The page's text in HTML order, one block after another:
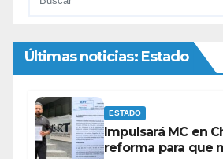
Últimas noticias: Estado
ESTADO
Impulsará MC en
reforma para que